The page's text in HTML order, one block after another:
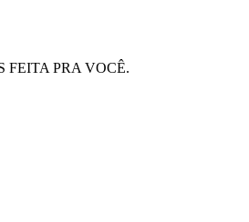
FEITA PRA VOCÊ.